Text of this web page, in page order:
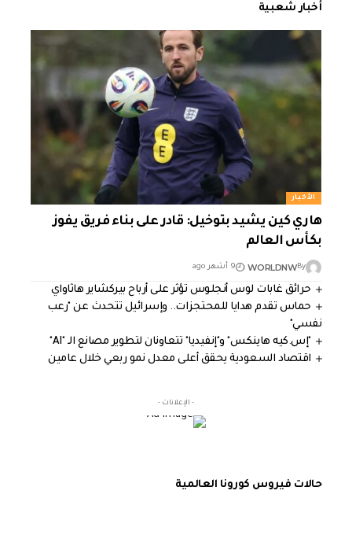
أخبار شعبية
الأخبار
هاري كين يشيد بتوخيل: قادر على بناء فريق يفوز
بكأس العالم
By
WORLDNW 9 أشهر ago
حرائق غابات لوس أنجلوس تؤثر على أرباح بيركشاير هاثاواي
حماس تقدم هدايا للمحتجزات.. وإسرائيل تتحدث عن "رعب
نفسي"
"إس.كيه هاينكس" و"إنفيديا" تتعاونان لتطوير مصانع الـ "AI"
اقتصاد السعودية يحقق أعلى معدل نمو ربعي خلال عامين
- الإعلانات -
حالات فيروس كورونا العالمية